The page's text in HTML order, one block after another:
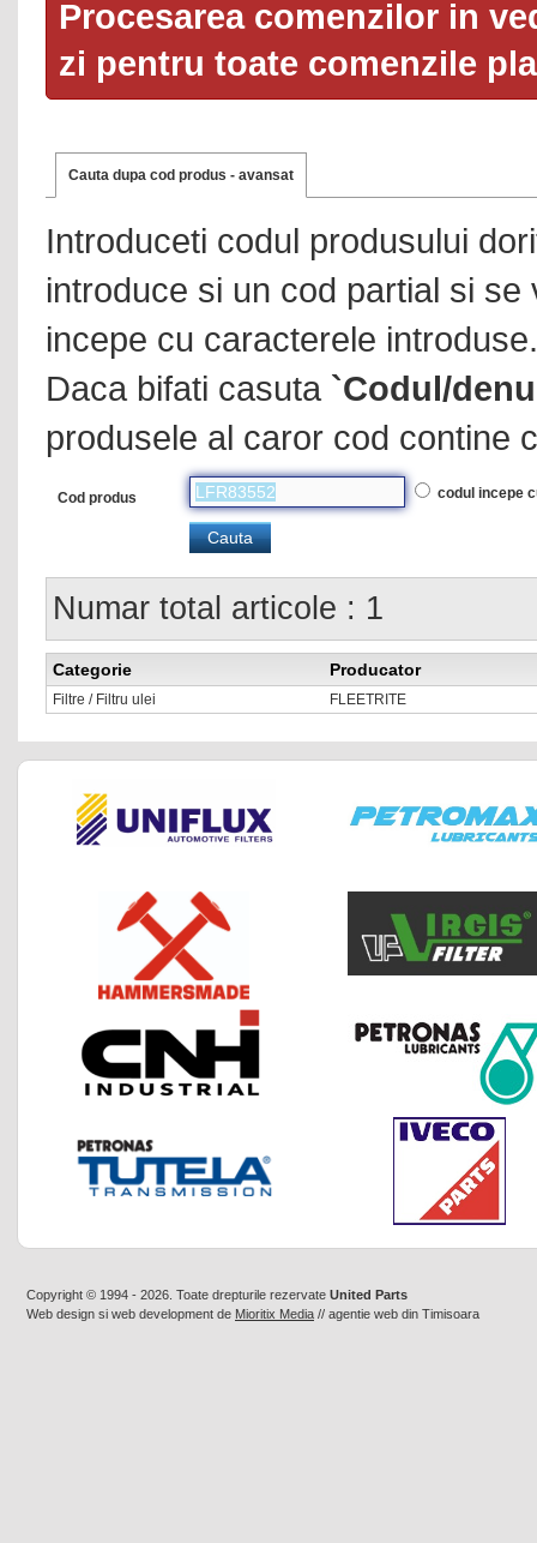
Procesarea comenzilor in
zi pentru toate comenzile
Cauta dupa cod produs - avansat
Introduceti codul produsului
introduce si un cod partial si
incepe cu caracterele introduse.
Daca bifati casuta `Codul/
produsele al caror cod contine
Cod produs codul incepe
Numar total articole : 1
Categorie Producator
Filtre / Filtru ulei FLEETRITE
Copyright © 1994 - 2026. Toate drepturile rezervate United Parts
Web design si web development de Mioritix Media // agentie web din Timisoara